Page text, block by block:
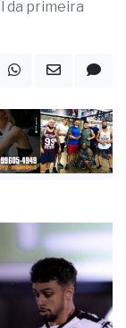
segunda fase
primeira